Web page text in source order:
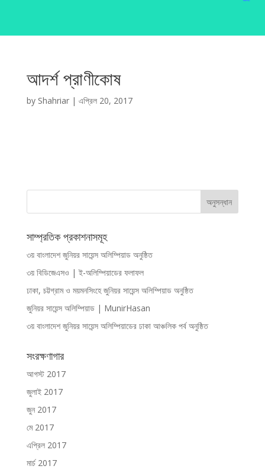
আদর্শ প্রাণীকোষ
by Shahriar| এপ্রিল 20, 2017
সাম্প্রতিক প্রকাশনাসমূহ
৩য় বাংলাদেশ জুনিয়র সায়েন্স অলিম্পিয়াড অনুষ্ঠিত
৩য় বিডিজেএসও | ই-অলিম্পিয়াডের ফলাফল
ঢাকা, চট্টগ্রাম ও ময়মনসিংহে জুনিয়র সায়েন্স অলিম্পিয়াড অনুষ্ঠিত
জুনিয়র সায়েন্স অলিম্পিয়াড | MunirHasan
৩য় বাংলাদেশ জুনিয়র সায়েন্স অলিম্পিয়াডের ঢাকা আঞ্চলিক পর্ব অনুষ্ঠিত
সংরক্ষণাগার
আগস্ট 2017
জুলাই 2017
জুন 2017
মে 2017
এপ্রিল 2017
মার্চ 2017